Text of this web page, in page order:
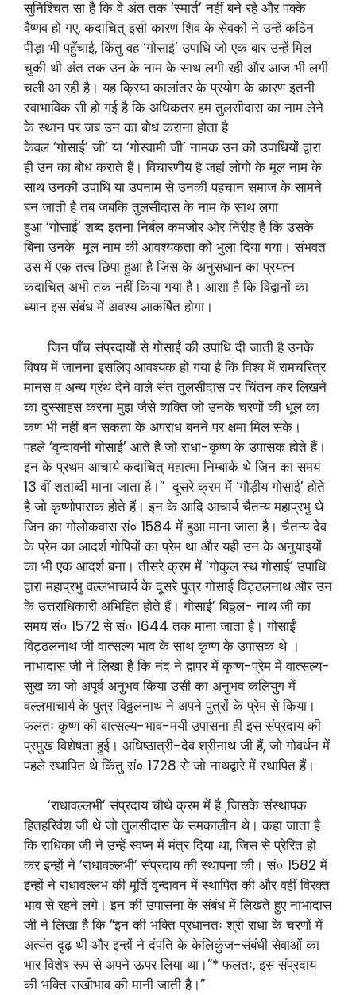
सुनिश्चित सा है कि वे अंत तक ‘स्मार्त’ नहीं बने रहे और पक्के
वैष्णव हो गए, कदाचित् इसी कारण शिव के सेवकों ने उन्हें कठिन
पीड़ा भी पहुँचाई, किंतु वह ‘गोसाई’ उपाधि जो एक बार उन्हें मिल
चुकी थी अंत तक उन के नाम के साथ लगी रही और आज भी लगी
चली आ रही है। यह क्रिया कालांतर के प्रयोग के कारण इतनी
स्वाभाविक सी हो गई है कि अधिकतर हम तुलसीदास का नाम लेने
के स्थान पर जब उन का बोध कराना होता है
केवल ‘गोसाई’ जी’ या ‘गोस्वामी जी’ नामक उन की उपाधियों द्वारा
ही उन का बोध कराते हैं। विचारणीय है जहां लोगो के मूल नाम के
साथ उनकी उपाधि या उपनाम से उनकी पहचान समाज के सामने
बन जाती है तब जबकि तुलसीदास के नाम के साथ लगा
हुआ ‘गोसाई’ शब्द इतना निर्बल कमजोर ओर निरीह है कि उसके
बिना उनके मूल नाम की आवश्यकता को भुला दिया गया। संभवत
उस में एक तत्व छिपा हुआ है जिस के अनुसंधान का प्रयत्न
कदाचित् अभी तक नहीं किया गया है। आशा है कि विद्वानों का
ध्यान इस संबंध में अवश्य आकर्षित होगा।
जिन पाँच संप्रदायों से गोसाईं की उपाधि दी जाती है उनके
विषय में जानना इसलिए आवश्यक हो गया है कि विश्व में रामचरित्र
मानस व अन्य ग्रंथ देने वाले संत तुलसीदास पर चिंतन कर लिखने
का दुस्साहस करना मुझ जैसे व्यक्ति जो उनके चरणों की धूल का
कण भी नहीं बन सकता के अपराध बनने पर क्षमा मिल सके।
पहले ‘वृन्दावनी गोसाई’ आते है जो राधा-कृष्ण के उपासक होते हैं।
इन के प्रथम आचार्य कदाचित् महात्मा निम्बार्क थे जिन का समय
13 वीं शताब्दी माना जाता है।” दूसरे क्रम में ‘गौड़ीय गोसाई’ होते
है जो कृष्णोपासक होते हैं। इन के आदि आचार्य चैतन्य महाप्रभु थे
जिन का गोलोकवास सं० 1584 में हुआ माना जाता है। चैतन्य देव
के प्रेम का आदर्श गोपियों का प्रेम था और यही उन के अनुयाइयों
का भी एक आदर्श बना। तीसरे क्रम में ‘गोकुल स्थ गोसाई’ उपाधि
द्वारा महाप्रभु वल्लभाचार्य के दूसरे पुत्र गोसाई विट्ठलनाथ और उन
के उत्तराधिकारी अभिहित होते हैं। गोसाई’ बिठ्ठल- नाथ जी का
समय सं० 1572 से सं० 1644 तक माना जाता है। गोसाईं
विट्ठलनाथ जी वात्सल्य भाव के साथ कृष्ण के उपासक थे ।
नाभादास जी ने लिखा है कि नंद ने द्वापर में कृष्ण-प्रेम में वात्सल्य-
सुख का जो अपूर्व अनुभव किया उसी का अनुभव कलियुग में
वल्लभाचार्य के पुत्र विठ्ठलनाथ ने अपने पुत्रों के प्रेम से किया।
फलतः कृष्ण की वात्सल्य-भाव-मयी उपासना ही इस संप्रदाय की
प्रमुख विशेषता हुई। अधिष्ठात्री-देव श्रीनाथ जी हैं, जो गोवर्धन में
पहले स्थापित थे किंतु सं० 1728 से जो नाथद्वारे में स्थापित हैं।
‘राधावल्लभी’ संप्रदाय चौथे क्रम में है ,जिसके संस्थापक
हितहरिवंश जी थे जो तुलसीदास के समकालीन थे। कहा जाता है
कि राधिका जी ने उन्हें स्वप्न में मंत्र दिया था, जिस से प्रेरित हो
कर इन्हों ने ‘राधावल्लभी’ संप्रदाय की स्थापना की। सं० 1582 में
इन्हों ने राधावल्लभ की मूर्ति वृन्दावन में स्थापित की और वहीं विरक्त
भाव से रहने लगे। इन की उपासना के संबंध में लिखते हुए नाभादास
जी ने लिखा है कि “इन की भक्ति प्रधानतः श्री राधा के चरणों में
अत्यंत दृढ़ थी और इन्हों ने दंपति के केलिकुंज-संबंधी सेवाओं का
भार विशेष रूप से अपने ऊपर लिया था।”* फलतः, इस संप्रदाय
की भक्ति सखीभाव की मानी जाती है।”